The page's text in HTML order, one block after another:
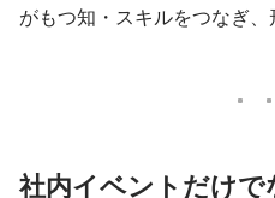
がもつ知・スキルをつなぎ、
社内イベントだけ